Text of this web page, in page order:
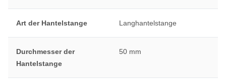
Art der Hantelstange Langhantelstange
Durchmesser der
Hantelstange
50 mm